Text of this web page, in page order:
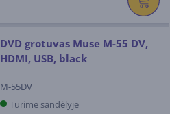
DVD grotuvas Muse M-55 DV,
HDMI, USB, black
M-55DV
Turime sandėlyje